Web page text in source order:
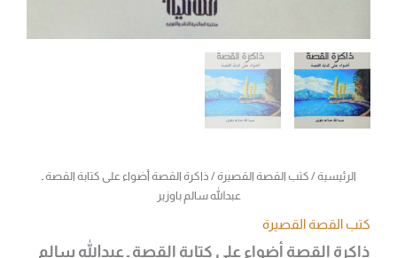
الرئيسية/ كتب القصة القصيرة/ ذاكرة القصة أضواء على كتابة القصة ـ
عبدالله سالم باوزير
كتب القصة القصيرة
ذاكرة القصة أضواء على كتابة القصة ـ عبدالله سالم